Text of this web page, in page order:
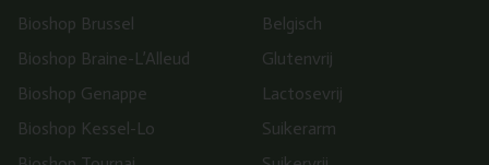
Bioshop Brussel
Bioshop Braine-L’Alleud
Bioshop Genappe
Bioshop Kessel-Lo
Belgisch
Glutenvrij
Lactosevrij
Suikerarm